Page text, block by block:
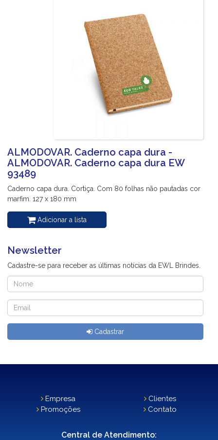
ALMODOVAR. Caderno capa dura -
ALMODOVAR. Caderno capa dura EW
93489
Caderno capa dura. Cortiça. Com 80 folhas não pautadas cor
marfim. 127 x 180 mm
Adicionar a lista
Newsletter
Cadastre-se para receber as últimas notícias da EWL Brindes.
Cadastrar
Empresa
Promoções
Clientes
Contato
Central de Atendimento: